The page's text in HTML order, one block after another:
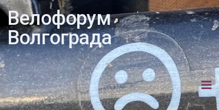
Велофорум
Волгограда